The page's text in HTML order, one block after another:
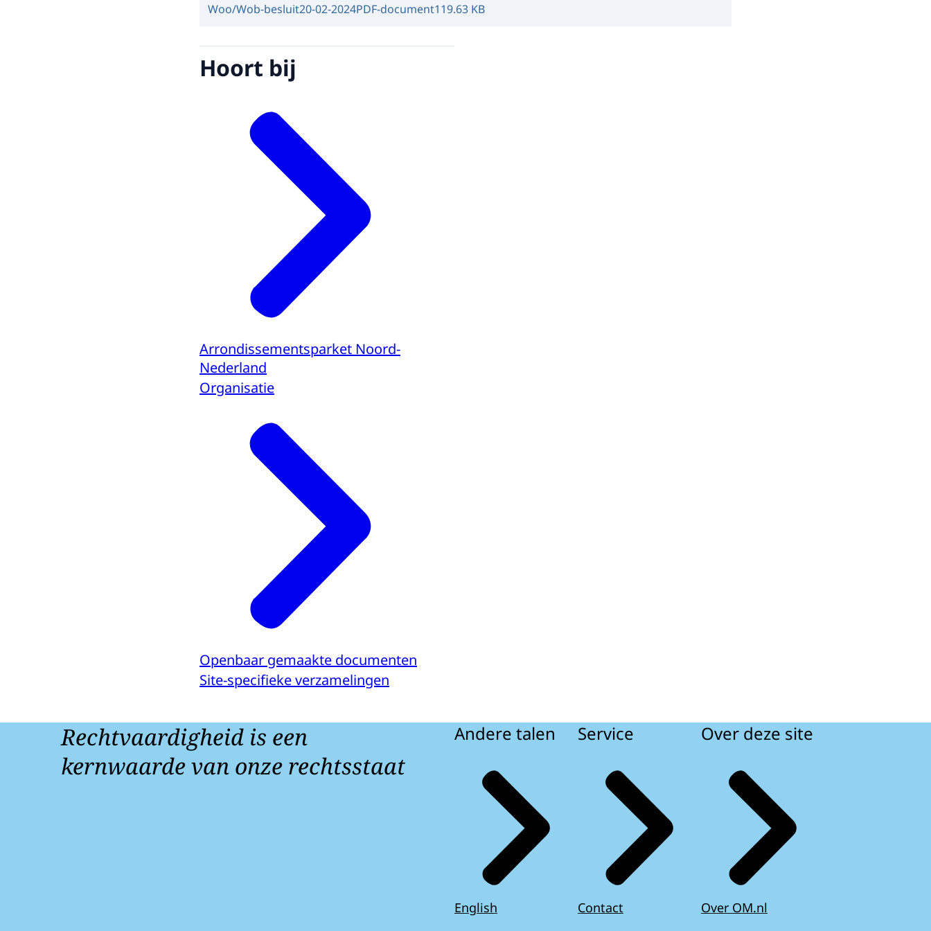
Woo/Wob-besluit20-02-2024PDF-document119.63 KB
Hoort bij
Arrondissementsparket Noord-
Nederland
Organisatie
Openbaar gemaakte documenten
Site-specifieke verzamelingen
Rechtvaardigheid is een
kernwaarde van onze rechtsstaat
Andere talen
English
Service
Contact
Over deze site
Over OM.nl